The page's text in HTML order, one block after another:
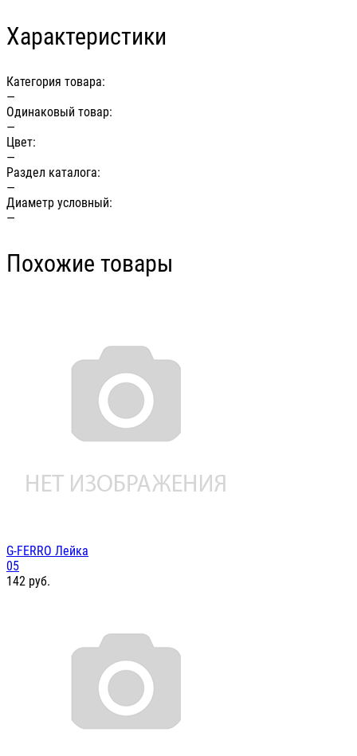
Характеристики
Категория товара:
—
Одинаковый товар:
—
Цвет:
—
Раздел каталога:
—
Диаметр условный:
—
Похожие товары
G-FERRO Лейка
05
142 руб.